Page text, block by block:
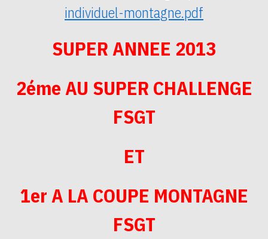
individuel-montagne.pdf
SUPER ANNEE 2013
2éme AU SUPER CHALLENGE
FSGT
ET
1er A LA COUPE MONTAGNE
FSGT